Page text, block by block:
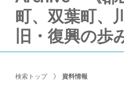
町、双葉町、
旧・復興の歩
検索トップ 資料情報